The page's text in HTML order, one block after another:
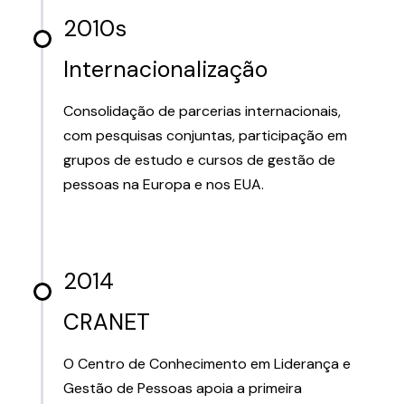
2010s
Internacionalização
Consolidação de parcerias internacionais,
com pesquisas conjuntas, participação em
grupos de estudo e cursos de gestão de
pessoas na Europa e nos EUA.
2014
CRANET
O Centro de Conhecimento em Liderança e
Gestão de Pessoas apoia a primeira